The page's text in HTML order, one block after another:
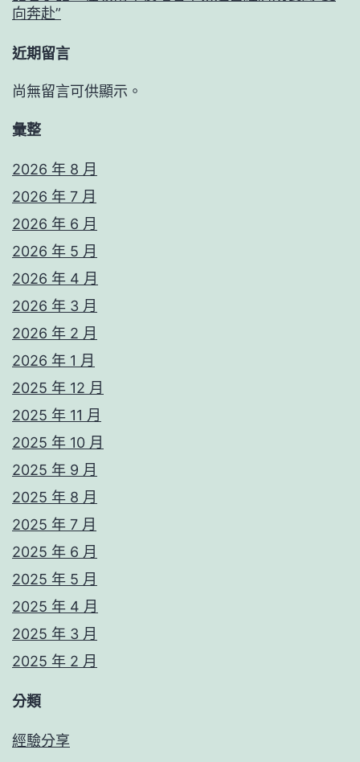
向奔赴”
近期留言
尚無留言可供顯示。
彙整
2026 年 8 月
2026 年 7 月
2026 年 6 月
2026 年 5 月
2026 年 4 月
2026 年 3 月
2026 年 2 月
2026 年 1 月
2025 年 12 月
2025 年 11 月
2025 年 10 月
2025 年 9 月
2025 年 8 月
2025 年 7 月
2025 年 6 月
2025 年 5 月
2025 年 4 月
2025 年 3 月
2025 年 2 月
分類
經驗分享